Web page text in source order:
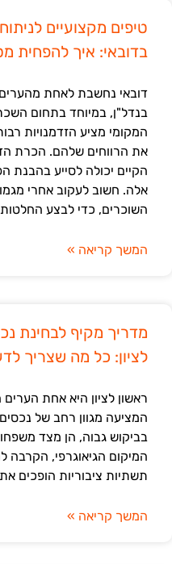
טיפים מקצועיים
בדובאי: איך להפחית
דובאי נחשבת לאחת
בנדל"ן, במיוחד בתחום
המקומי מציע הזדמנויות
את הרווחים שלהם. הכרת
הקיים יכולה לסייע בהבנת
אלה. חשוב לעקוב אחרי
השוכרים, כדי לבצע
המשך קריאה »
מדריך מקיף לבחינת
לציון: כל מה שצריך
ראשון לציון היא אחת
המציעה מגוון רחב של
בביקוש גבוה, הן מצד
המיקום הגיאוגרפי, הקרבה
תשתיות ציבוריות הופכים
המשך קריאה »